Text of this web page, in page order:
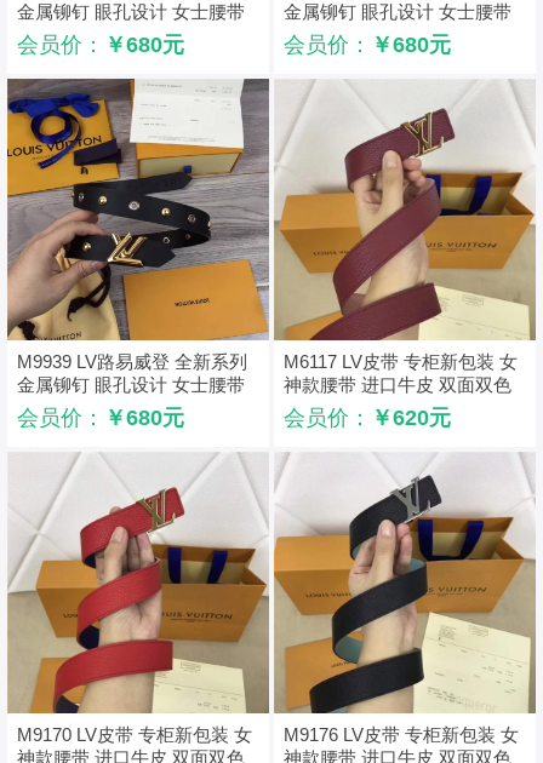
金属铆钉 眼孔设计 女士腰带
金银扣
会员价： ￥680元
金属铆钉 眼孔设计 女士腰带
银扣
会员价： ￥680元
M9939 LV路易威登 全新系列
金属铆钉 眼孔设计 女士腰带
金扣
会员价： ￥680元
M6117 LV皮带 专柜新包装 女
神款腰带 进口牛皮 双面双色
可用 酒红配樱花粉
会员价： ￥620元
M9170 LV皮带 专柜新包装 女
神款腰带 进口牛皮 双面双色
M9176 LV皮带 专柜新包装 女
神款腰带 进口牛皮 双面双色